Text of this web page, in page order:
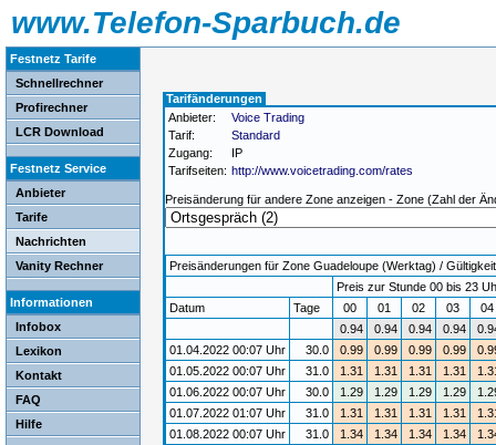
www.Telefon-Sparbuch.de
Festnetz Tarife
Schnellrechner
Profirechner
LCR Download
Festnetz Service
Anbieter
Tarife
Nachrichten
Vanity Rechner
Informationen
Infobox
Lexikon
Kontakt
FAQ
Hilfe
Tarifänderungen
Anbieter:
Voice Trading
Tarif:
Standard
Zugang:
IP
Tarifseiten: http://www.voicetrading.com/rates
Preisänderung für andere Zone anzeigen - Zone (Zahl der
Preisänderungen für Zone Guadeloupe (Werktag) /
Preis zur Stunde 00 bis 23
Datum
Tage 00 01 02 03
0.94
0.94 0.94 0.94
01.04.2022 00:07 Uhr
30.0 0.99 0.99 0.99 0.99
01.05.2022 00:07 Uhr
31.0 1.31 1.31 1.31 1.31
01.06.2022 00:07 Uhr
30.0 1.29 1.29 1.29 1.29
01.07.2022 01:07 Uhr
31.0 1.31 1.31 1.31 1.31
01.08.2022 00:07 Uhr
31.0 1.34 1.34 1.34 1.34